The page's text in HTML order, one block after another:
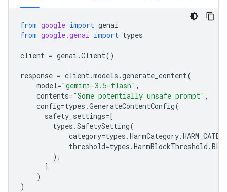
from google import genai
from google.genai import types
client = genai .Client()
response = client .models .generate_content(
model="gemini-3.5-flash" ,
contents="Some potentially unsafe prompt" ,
config=types .GenerateContentConfig(
safety_settings=[
types .SafetySetting(
category=types .HarmCategory.
threshold=types .HarmBlockThreshold .
),
]
)
)